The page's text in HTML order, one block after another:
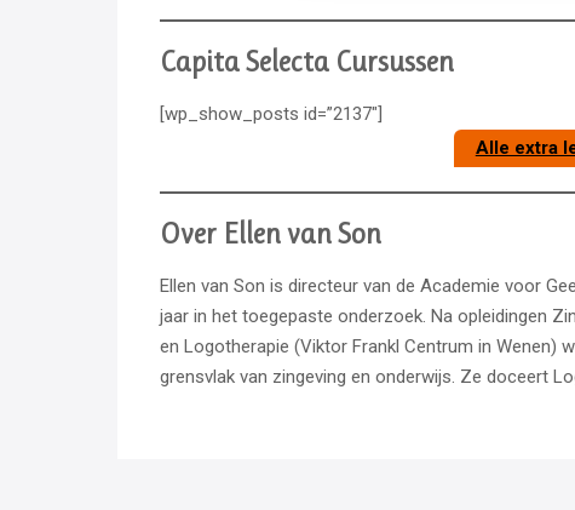
Capita Selecta Cursussen
[wp_show_posts id=”2137″]
Alle extra
Over Ellen van Son
Ellen van Son is directeur van de Academie voor
jaar in het toegepaste onderzoek. Na opleidingen
en Logotherapie (Viktor Frankl Centrum in Wenen)
grensvlak van zingeving en onderwijs. Ze doceert